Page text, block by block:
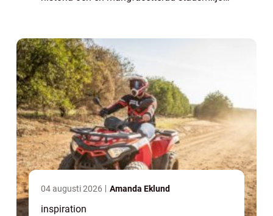
04 augusti 2026 Amanda Eklund
inspiration